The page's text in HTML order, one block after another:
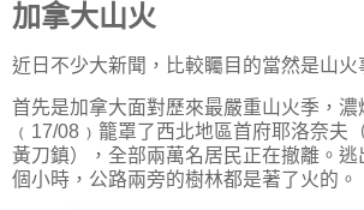
加拿大山火
近日不少大新聞，比較矚目的當然是山火
首先是加拿大面對歷來最嚴重山火季，濃
﹙17/08﹚籠罩了西北地區首府耶洛奈夫
黃刀鎮），全部兩萬名居民正在撤離。
個小時，公路兩旁的樹林都是著了火的。